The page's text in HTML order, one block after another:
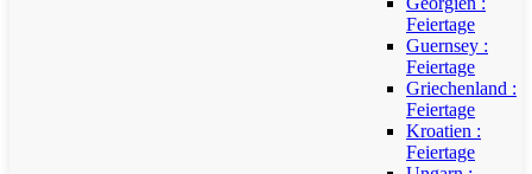
Feiertage
Guernsey :
Feiertage
Griechenland :
Feiertage
Kroatien :
Feiertage